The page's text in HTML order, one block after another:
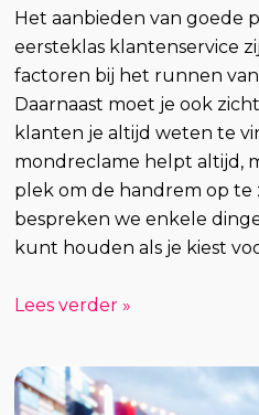
Het aanbieden van goede
eersteklas klantenservice
factoren bij het runnen
Daarnaast moet je ook
klanten je altijd weten te
mondreclame helpt altijd,
plek om de handrem op te
bespreken we enkele
kunt houden als je kiest
Lees verder »